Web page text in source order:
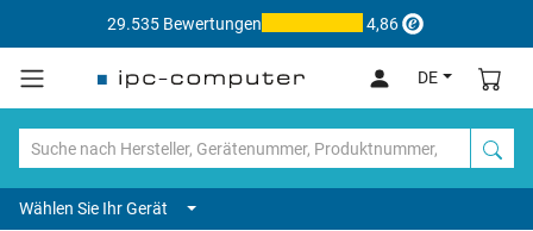
29.535 Bewertungen 4,86
DE
Wählen Sie Ihr Gerät